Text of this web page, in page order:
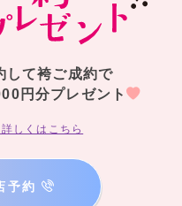
して袴ご成約で
円分プレゼント
しくはこちら
予約